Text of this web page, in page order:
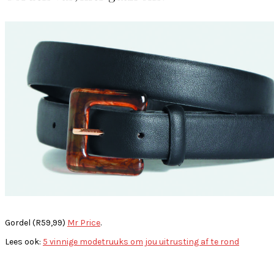
Gordel (R59,99) Mr Price.
Lees ook: 5 vinnige modetruuks om jou uitrusting af te rond